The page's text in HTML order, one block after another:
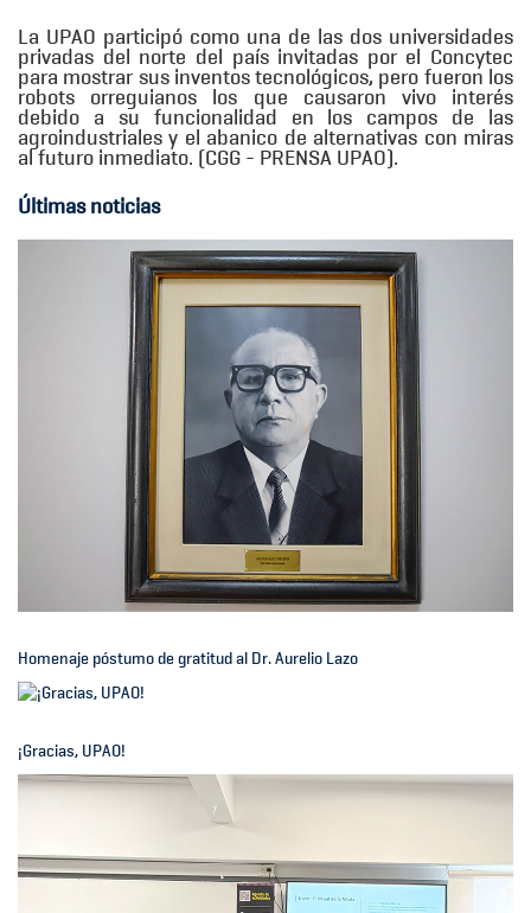
La UPAO participó como una de las dos universidades
privadas del norte del país invitadas por el Concytec
para mostrar sus inventos tecnológicos, pero fueron los
robots orreguianos los que causaron vivo interés
debido a su funcionalidad en los campos de las
agroindustriales y el abanico de alternativas con miras
al futuro inmediato. (CGG - PRENSA UPAO).
Últimas noticias
Homenaje póstumo de gratitud al Dr. Aurelio Lazo
¡Gracias, UPAO!